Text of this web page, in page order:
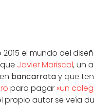
el mundo del
Javier Mariscal, un
bancarrotay que
para pagar «un
propio autor se veía